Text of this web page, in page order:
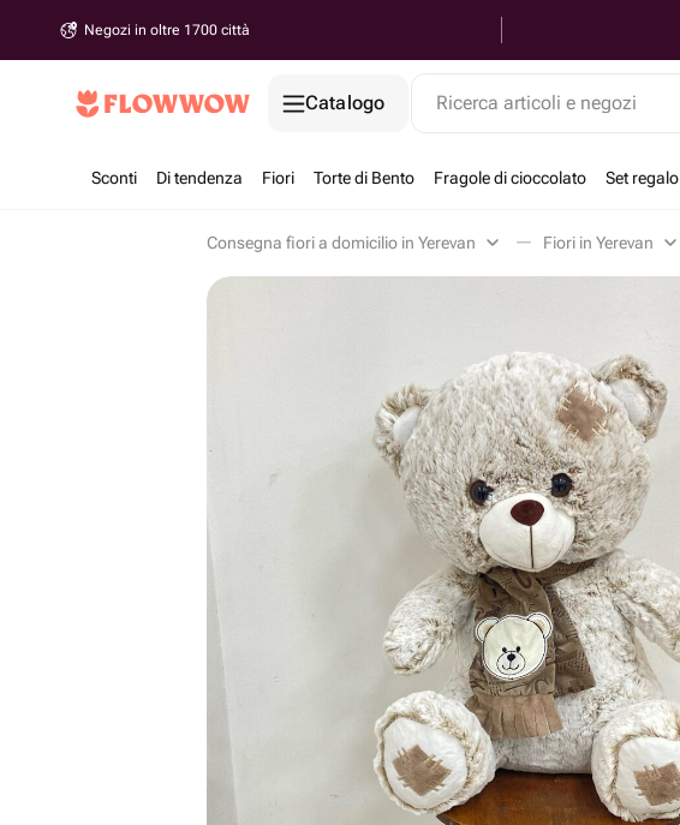
Negozi in oltre 1700 città
Catalogo Ricerca articoli e negozi
Sconti Di tendenza Fiori Torte di Bento Fragole di cioccolato Set regalo
Consegna fiori a domicilio in Yerevan Fiori in Yerevan